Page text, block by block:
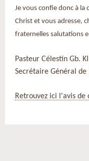
Je vous confie donc à la
Christ et vous adresse,
fraternelles salutations
Pasteur Célestin Gb.
Secrétaire Général de
Retrouvez ici l'avis de